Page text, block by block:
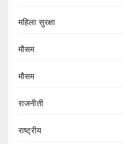
महिला सुरक्षा
मौसम
मौसम
राजनीती
राष्ट्रीय